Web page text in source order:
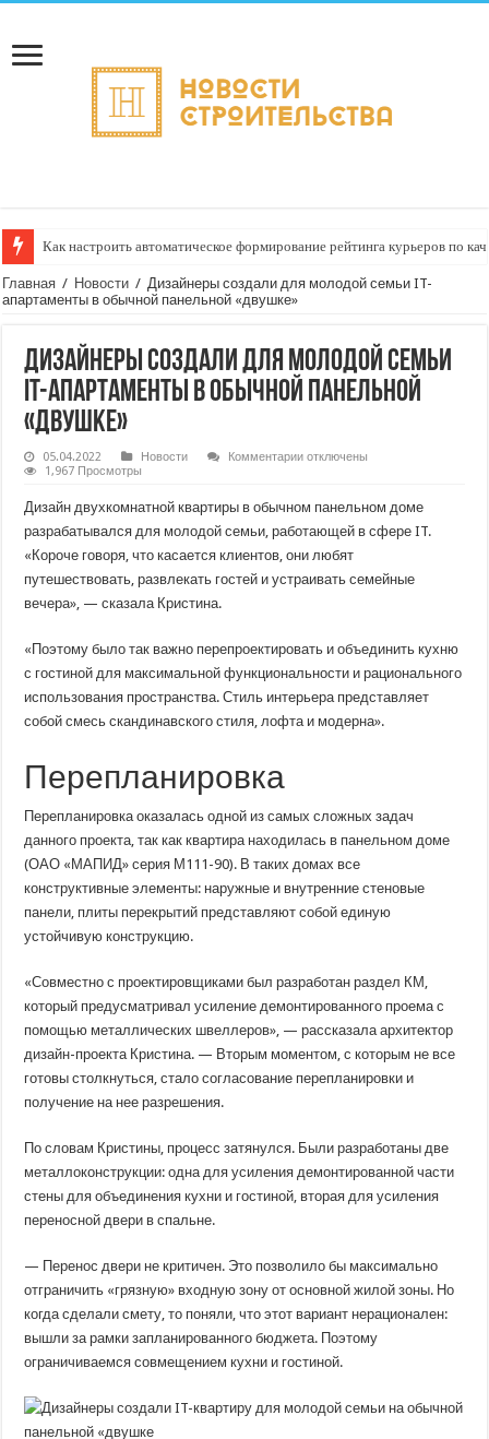
Как настроить автоматическое формирование рейтинга курьеров по
Главная / Новости / Дизайнеры создали для молодой семьи IT-
апартаменты в обычной панельной «двушке»
Дизайнеры создали для молодой семьи
IT-апартаменты в обычной панельной
«двушке»
05.04.2022 Новости Комментариик
для
молодой
семьи
IT-
в
отключены
1,967 Просмотры
Дизайн двухкомнатной квартиры в обычном панельном доме
разрабатывался для молодой семьи, работающей в сфере IT.
«Короче говоря, что касается клиентов, они любят
путешествовать, развлекать гостей и устраивать семейные
вечера», — сказала Кристина.
«Поэтому было так важно перепроектировать и объединить кухню
с гостиной для максимальной функциональности и рационального
использования пространства. Стиль интерьера представляет
собой смесь скандинавского стиля, лофта и модерна».
Перепланировка
Перепланировка оказалась одной из самых сложных задач
данного проекта, так как квартира находилась в панельном доме
(ОАО «МАПИД» серия М111-90). В таких домах все
конструктивные элементы: наружные и внутренние стеновые
панели, плиты перекрытий представляют собой единую
устойчивую конструкцию.
«Совместно с проектировщиками был разработан раздел КМ,
который предусматривал усиление демонтированного проема с
помощью металлических швеллеров», — рассказала архитектор
дизайн-проекта Кристина. — Вторым моментом, с которым не все
готовы столкнуться, стало согласование перепланировки и
получение на нее разрешения.
По словам Кристины, процесс затянулся. Были разработаны две
металлоконструкции: одна для усиления демонтированной части
стены для объединения кухни и гостиной, вторая для усиления
переносной двери в спальне.
— Перенос двери не критичен. Это позволило бы максимально
отграничить «грязную» входную зону от основной жилой зоны. Но
когда сделали смету, то поняли, что этот вариант нерационален:
вышли за рамки запланированного бюджета. Поэтому
ограничиваемся совмещением кухни и гостиной.